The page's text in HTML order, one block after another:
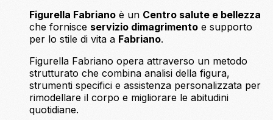
Figurella Fabriano è un Centro salute e bellezza
che fornisce servizio dimagrimento e supporto
per lo stile di vita a Fabriano.
Figurella Fabriano opera attraverso un metodo
strutturato che combina analisi della figura,
strumenti specifici e assistenza personalizzata per
rimodellare il corpo e migliorare le abitudini
quotidiane.